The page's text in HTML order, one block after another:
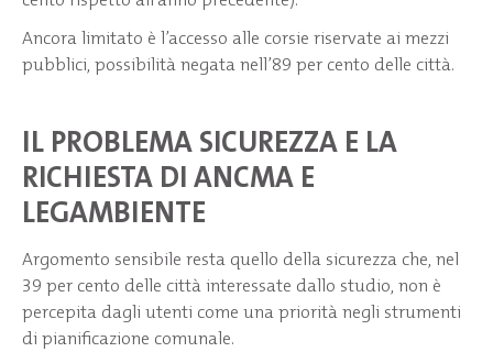
Ancora limitato è l’accesso alle corsie riservate ai mezzi
pubblici, possibilità negata nell’89 per cento delle città.
IL PROBLEMA SICUREZZA E LA
RICHIESTA DI ANCMA E
LEGAMBIENTE
Argomento sensibile resta quello della sicurezza che, nel
39 per cento delle città interessate dallo studio, non è
percepita dagli utenti come una priorità negli strumenti
di pianificazione comunale.